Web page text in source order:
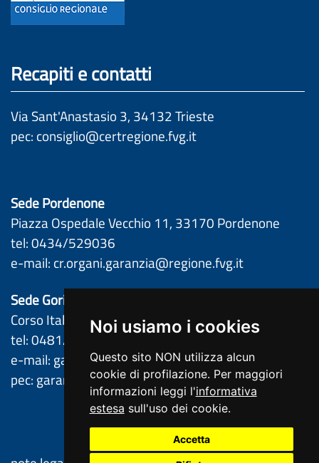
Noi usiamo i cookies
Questo sito NON utilizza alcun
cookie di profilazione. Per maggiori
informazioni leggi l'informativa
estesa sull'uso dei cookie.
Accetta
Recapiti e contatti
Via Sant'Anastasio 3, 34132 Trieste
pec: consiglio@certregione.fvg.it
Sede Pordenone
Piazza Ospedale Vecchio 11, 33170 Pordenone
tel: 0434/529036
e-mail: cr.organi.garanzia@regione.fvg.it
Sede Gorizia
Corso Italia 61, 34170 Gorizia
tel: 0481/386261 – 0481/386201
e-mail: garantefvg@regione.fvg.it
pec: garantefvg@certregione.fvg.it